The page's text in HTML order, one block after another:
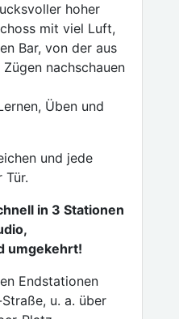
hoher
mit viel Luft,
Bar, von der aus
nachschauen
Üben und
und jede
Tür.
in 3 Stationen
umgekehrt!
Endstationen
u. a. über